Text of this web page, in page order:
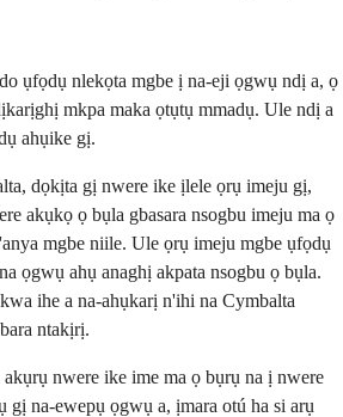
ụfọdụ nlekọta mgbe ị na-eji ọgwụ ndị a, ọ
mkpa maka ọtụtụ mmadụ. Ule ndị a
ahụike gị.
dọkịta gị nwere ike ịlele ọrụ imeju gị,
akụkọ ọ bụla gbasara nsogbu imeju ma ọ
mgbe niile. Ule ọrụ imeju mgbe ụfọdụ
ọgwụ ahụ anaghị akpata nsogbu ọ bụla.
ihe a na-ahụkarị n'ihi na Cymbalta
ntakịrị.
nwere ike ime ma ọ bụrụ na ị nwere
gị na-ewepụ ọgwụ a, ịmara otú ha si arụ